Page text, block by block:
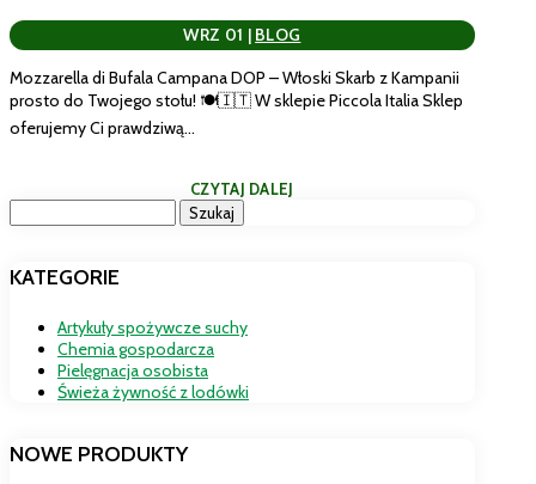
WRZ 01 | BLOG
Mozzarella di Bufala Campana DOP – Włoski Skarb z Kampanii
prosto do Twojego stołu! 🍽️🇮🇹 W sklepie Piccola Italia Sklep
oferujemy Ci prawdziwą...
CZYTAJ DALEJ
KATEGORIE
Artykuły spożywcze suchy
Chemia gospodarcza
Pielęgnacja osobista
Świeża żywność z lodówki
NOWE PRODUKTY